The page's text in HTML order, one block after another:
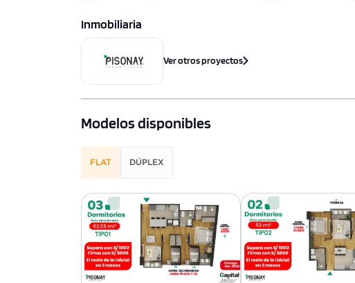
Inmobiliaria
Ver otros proyectos
Modelos disponibles
FLAT DÚPLEX